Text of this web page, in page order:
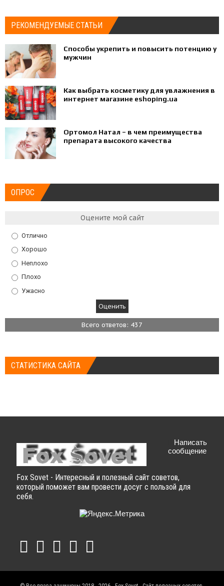
РЕКОМЕНДУЕМЫЕ СТАТЬИ
Способы укрепить и повысить потенцию у
мужчин
Как выбрать косметику для увлажнения в
интернет магазине eshoping.ua
Ортомол Натал – в чем преимущества
препарата высокого качества
ОПРОС
Оцените мой сайт
Отлично
Хорошо
Неплохо
Плохо
Ужасно
Всего ответов: 437
СТАТИСТИКА САЙТА
Fox Sovet - Интересный и полезный сайт советов,
который поможет вам провести досуг с пользой для
себя.
Написать
сообщение